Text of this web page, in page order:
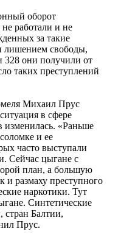
оборот
работали и не
за такие
лишением свободы,
328 они получили от
таких преступлений
Михаил Прус
в сфере
изменилась. «Раньше
и ее
часто выступали
Сейчас цыгане с
план, а большую
и размаху преступного
наркотики. Тут
Синтетические
стран Балтии,
Прус.